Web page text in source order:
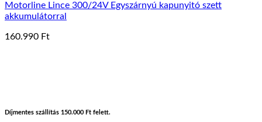
Motorline Lince 300/24V Egyszárnyú kapunyitó szett
akkumulátorral
160.990 Ft
Díjmentes szállítás 150.000 Ft felett.